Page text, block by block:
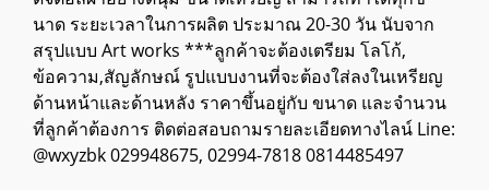
นาด ระยะเวลาในการผลิต ประมาณ 20-30 วัน นับจาก
สรุปแบบ Art works ***ลูกค้าจะต้องเตรียม โลโก้,
ข้อความ,สัญลักษณ์ รูปแบบงานที่จะต้องใส่ลงในเหรียญ
ด้านหน้าและด้านหลัง ราคาขึ้นอยู่กับ ขนาด และจำนวน
ที่ลูกค้าต้องการ ติดต่อสอบถามรายละเอียดทางไลน์ Line:
@wxyzbk 029948675, 02994-7818 0814485497